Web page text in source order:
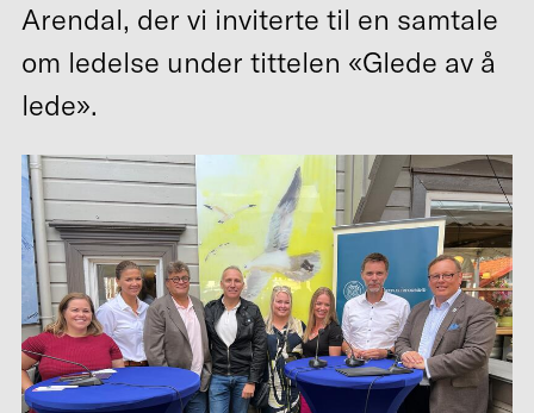
Arendal, der vi inviterte til en samtale
om ledelse under tittelen «Glede av å
lede».